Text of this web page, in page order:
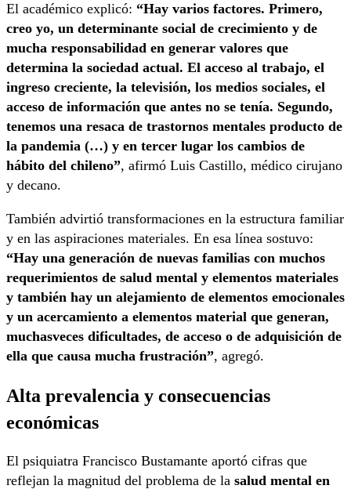
El académico explicó: “Hay varios factores. Primero,
creo yo, un determinante social de crecimiento y de
mucha responsabilidad en generar valores que
determina la sociedad actual. El acceso al trabajo, el
ingreso creciente, la televisión, los medios sociales, el
acceso de información que antes no se tenía. Segundo,
tenemos una resaca de trastornos mentales producto de
la pandemia (…) y en tercer lugar los cambios de
hábito del chileno”, afirmó Luis Castillo, médico cirujano
y decano.
También advirtió transformaciones en la estructura familiar
y en las aspiraciones materiales. En esa línea sostuvo:
“Hay una generación de nuevas familias con muchos
requerimientos de salud mental y elementos materiales
y también hay un alejamiento de elementos emocionales
y un acercamiento a elementos material que generan,
muchasveces dificultades, de acceso o de adquisición de
ella que causa mucha frustración”, agregó.
Alta prevalencia y consecuencias
económicas
El psiquiatra Francisco Bustamante aportó cifras que
reflejan la magnitud del problema de la salud mental en